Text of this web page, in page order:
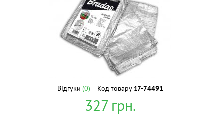
Відгуки (0) Код товару 17-74491
327грн.